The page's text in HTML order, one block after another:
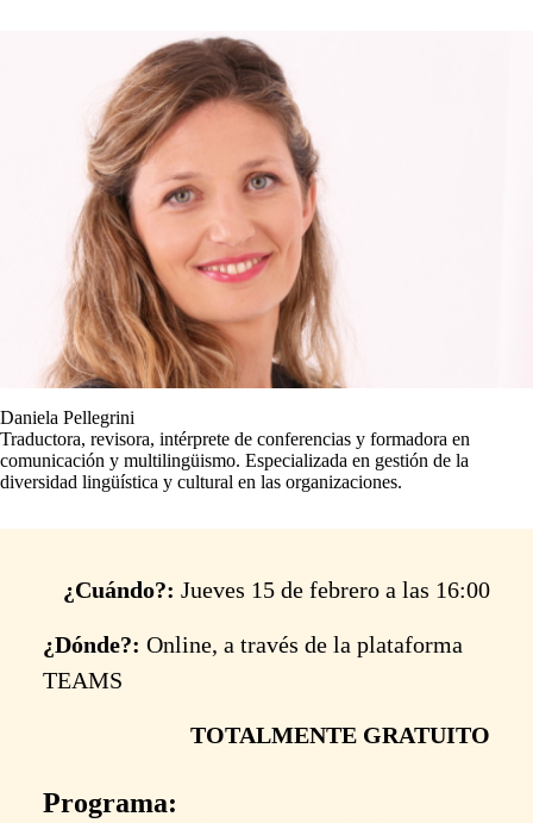
Daniela Pellegrini
Traductora, revisora, intérprete de conferencias y formadora en
comunicación y multilingüismo. Especializada en gestión de la
diversidad lingüística y cultural en las organizaciones.
¿Cuándo?: Jueves 15 de febrero a las 16:00
¿Dónde?: Online, a través de la plataforma
TEAMS
TOTALMENTE GRATUITO
Programa: